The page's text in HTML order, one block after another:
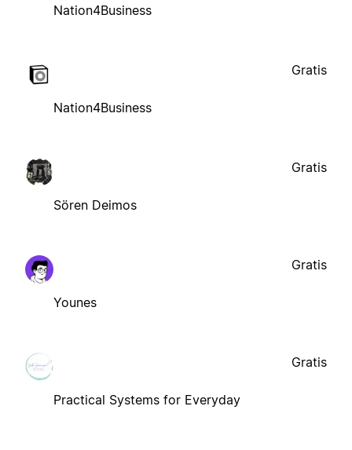
Nation4Business
Nation4Business
Gratis
Sören Deimos
Gratis
Younes
Gratis
Practical Systems for Everyday
Gratis